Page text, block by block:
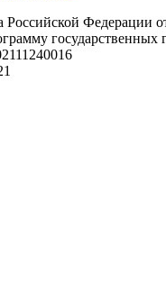
Российской Федерации
государственных